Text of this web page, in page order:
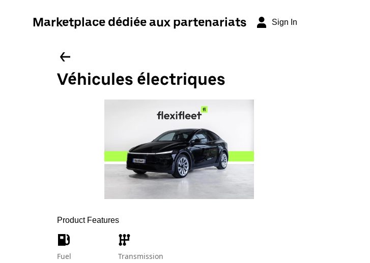
Marketplace dédiée aux partenariats Sign In
Véhicules électriques
Product Features
Fuel
Transmission